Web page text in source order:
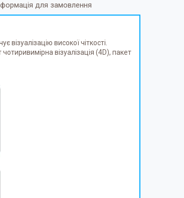
для замовлення
високої чіткості.
візуалізація (4D), пакет